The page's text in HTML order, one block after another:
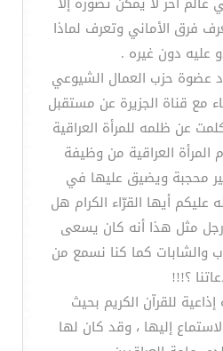
فرق الأماني وتعرف لماذا
عليه دون غيره .
عضوة حزب العمال الشيوعي
مع قناة الجزيرة عن مستقبل
عن ظلمه للمرأة العراقية
المرأة العراقية من وظيفة
محجبة ويضيق عليها في
عليكم أيها القرّاء الكرام هل
مثل هذا أنه كان يسعى
والشابات كما كنا نسمع من
؟!!!
للقرآن الكريم بحيث
إليها ، وقد كان لها